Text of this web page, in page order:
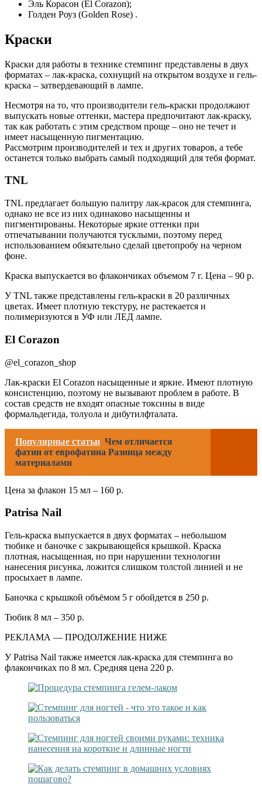
Эль Корасон (El Corazon);
Голден Роуз (Golden Rose) .
Краски
Краски для работы в технике стемпинг представлены в двух
форматах – лак-краска, сохнущий на открытом воздухе и гель-
краска – затвердевающий в лампе.
Несмотря на то, что производители гель-краски продолжают
выпускать новые оттенки, мастера предпочитают лак-краску,
так как работать с этим средством проще – оно не течет и
имеет насыщенную пигментацию.
Рассмотрим производителей и тех и других товаров, а тебе
останется только выбрать самый подходящий для тебя формат.
TNL
TNL предлагает большую палитру лак-красок для стемпинга,
однако не все из них одинаково насыщенны и
пигментированы. Некоторые яркие оттенки при
отпечатывании получаются тусклыми, поэтому перед
использованием обязательно сделай цветопробу на черном
фоне.
Краска выпускается во флакончиках объемом 7 г. Цена – 90 р.
У TNL также представлены гель-краски в 20 различных
цветах. Имеет плотную текстуру, не растекается и
полимеризуются в УФ или ЛЕД лампе.
El Corazon
@el_corazon_shop
Лак-краски El Corazon насыщенные и яркие. Имеют плотную
консистенцию, поэтому не вызывают проблем в работе. В
состав средств не входят опасные токсины в виде
формальдегида, толуола и дибутилфталата.
Популярные статьи Чем отличается
фатин от еврофатина Разница между
материалами
Цена за флакон 15 мл – 160 р.
Patrisa Nail
Гель-краска выпускается в двух форматах – небольшом
тюбике и баночке с закрывающейся крышкой. Краска
плотная, насыщенная, но при нарушении технологии
нанесения рисунка, ложится слишком толстой линией и не
просыхает в лампе.
Баночка с крышкой объёмом 5 г обойдется в 250 р.
Тюбик 8 мл – 350 р.
РЕКЛАМА — ПРОДОЛЖЕНИЕ НИЖЕ
У Patrisa Nail также имеется лак-краска для стемпинга во
флакончиках по 8 мл. Средняя цена 220 р.